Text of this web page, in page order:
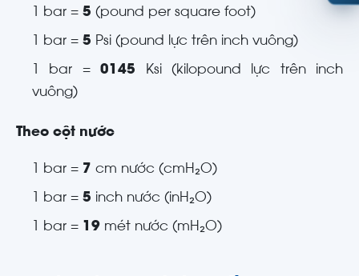
1 bar = 5 (pound per square foot)
1 bar = 5 Psi (pound lực trên inch vuông)
1 bar =0145 Ksi (kilopound lực trên inch
vuông)
Theo cột nước
1 bar = 7 cm nước (cmH₂O)
1 bar = 5 inch nước (inH₂O)
1 bar = 19 mét nước (mH₂O)